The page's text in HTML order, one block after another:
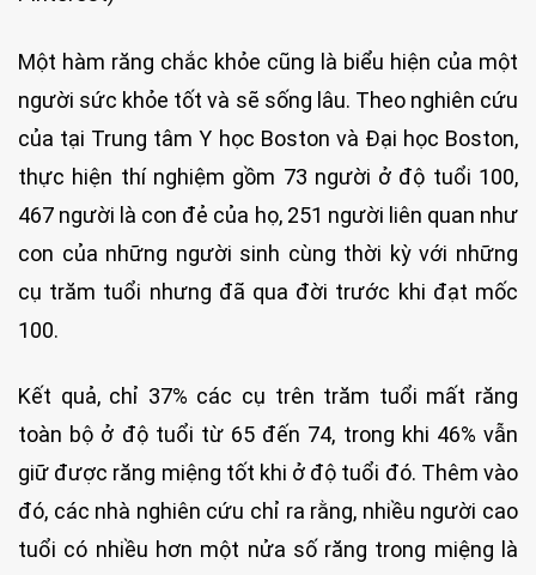
Một hàm răng chắc khỏe cũng là biểu hiện của một
người sức khỏe tốt và sẽ sống lâu. Theo nghiên cứu
của tại Trung tâm Y học Boston và Đại học Boston,
thực hiện thí nghiệm gồm 73 người ở độ tuổi 100,
467 người là con đẻ của họ, 251 người liên quan như
con của những người sinh cùng thời kỳ với những
cụ trăm tuổi nhưng đã qua đời trước khi đạt mốc
100.
Kết quả, chỉ 37% các cụ trên trăm tuổi mất răng
toàn bộ ở độ tuổi từ 65 đến 74, trong khi 46% vẫn
giữ được răng miệng tốt khi ở độ tuổi đó. Thêm vào
đó, các nhà nghiên cứu chỉ ra rằng, nhiều người cao
tuổi có nhiều hơn một nửa số răng trong miệng là